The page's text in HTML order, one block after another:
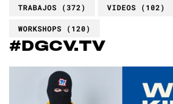
TRABAJOS (372) VIDEOS (102)
WORKSHOPS (120)
#DGCV.TV
Reproductor